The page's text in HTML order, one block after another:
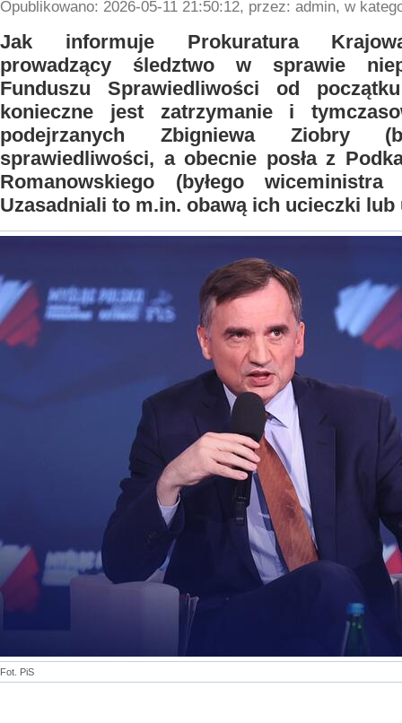
Opublikowano: 2026-05-11 21:50:12, przez: admin, w
Jak informuje Prokuratura
prowadzący śledztwo w sprawie
Funduszu Sprawiedliwości od
konieczne jest zatrzymanie i
podejrzanych Zbigniewa Ziobry
sprawiedliwości, a obecnie posła z
Romanowskiego (byłego wiceministra
Uzasadniali to m.in. obawą ich ucieczki
Fot. PiS